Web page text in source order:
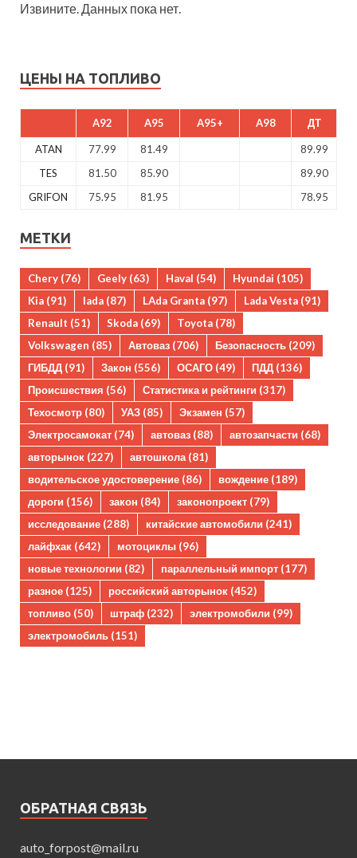
Извините. Данных пока нет.
ЦЕНЫ НА ТОПЛИВО
A92 A95 A95+ A98 ДТ
ATAN 77.99 81.49
89.99
TES
81.50 85.90
89.90
GRIFON
75.95 81.95 78.95
МЕТКИ
Chery (76) Geely (63) Haval (54) Hyundai (105)
Kia (91) lada (87) LAda Granta (97) Lada Vesta (91)
Renault (51) Skoda (69) Toyota (78)
Volkswagen (85) Автоваз (706) Безопасность (209)
ГИБДД (91) Закон (556) ОСАГО (49) ПДД (136)
Происшествия (56) Статистика и рейтинги (317)
Техосмотр (80) УАЗ (85) Экзамен (57)
Электросамокат (74) автоваз (88) автозапчасти (68)
авторынок (227) автошкола(81)
водительское удостоверение (86) вождение (189)
дороги (156) закон (84) законопроект (79)
исследование (288) китайские автомобили (241)
лайфхак (642) мотоциклы (96)
новые технологии (82) параллельный импорт (177)
разное (125) российский авторынок (452)
топливо (50) штраф (232) электромобили (99)
электромобиль (151)
ОБРАТНАЯ СВЯЗЬ
auto_forpost@mail.ru